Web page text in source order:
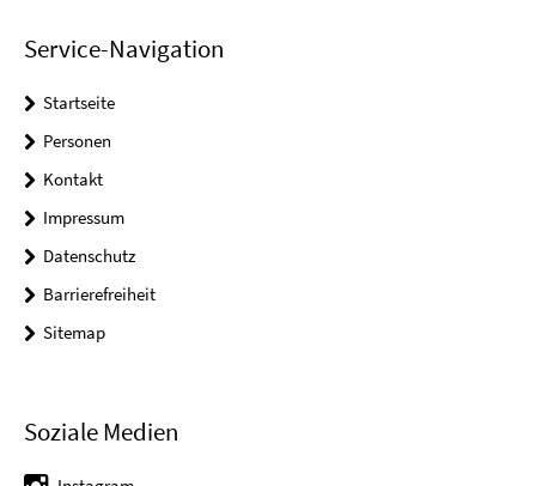
Service-Navigation
Startseite
Personen
Kontakt
Impressum
Datenschutz
Barrierefreiheit
Sitemap
Soziale Medien